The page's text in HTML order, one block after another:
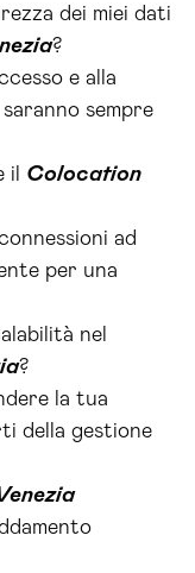
dei miei dati
?
e alla
sempre
il Colocation
ad
per una
nel
?
la tua
della gestione